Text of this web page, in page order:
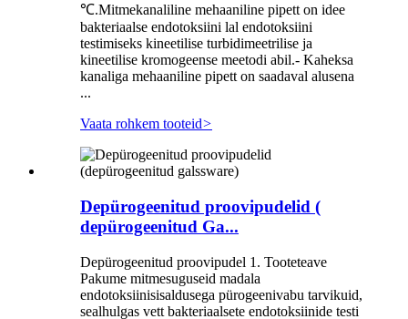
℃.Mitmekanaliline mehaaniline pipett on idee
bakteriaalse endotoksiini lal endotoksiini
testimiseks kineetilise turbidimeetrilise ja
kineetilise kromogeense meetodi abil.- Kaheksa
kanaliga mehaaniline pipett on saadaval alusena
...
Vaata rohkem tooteid>
Depürogeenitud proovipudelid (
depürogeenitud Ga...
Depürogeenitud proovipudel 1. Tooteteave
Pakume mitmesuguseid madala
endotoksiinisisaldusega pürogeenivabu tarvikuid,
sealhulgas vett bakteriaalsete endotoksiinide testi